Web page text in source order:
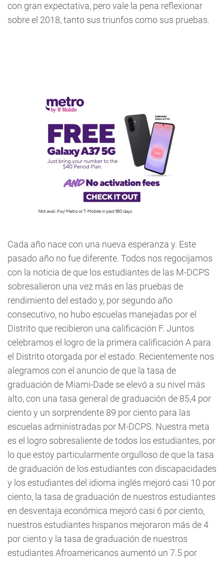
con gran expectativa, pero vale la pena reflexionar
sobre el 2018, tanto sus triunfos como sus pruebas.
Cada año nace con una nueva esperanza y. Este
pasado año no fue diferente. Todos nos regocijamos
con la noticia de que los estudiantes de las M-DCPS
sobresalieron una vez más en las pruebas de
rendimiento del estado y, por segundo año
consecutivo, no hubo escuelas manejadas por el
Distrito que recibieron una calificación F. Juntos
celebramos el logro de la primera calificación A para
el Distrito otorgada por el estado. Recientemente nos
alegramos con el anuncio de que la tasa de
graduación de Miami-Dade se elevó a su nivel más
alto, con una tasa general de graduación de 85,4 por
ciento y un sorprendente 89 por ciento para las
escuelas administradas por M-DCPS. Nuestra meta
es el logro sobresaliente de todos los estudiantes, por
lo que estoy particularmente orgulloso de que la tasa
de graduación de los estudiantes con discapacidades
y los estudiantes del idioma inglés mejoró casi 10 por
ciento, la tasa de graduación de nuestros estudiantes
en desventaja económica mejoró casi 6 por ciento,
nuestros estudiantes hispanos mejoraron más de 4
por ciento y la tasa de graduación de nuestros
estudiantes Afroamericanos aumentó un 7.5 por